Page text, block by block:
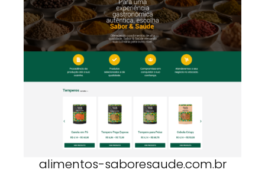
alimentos-saboresaude.com.br